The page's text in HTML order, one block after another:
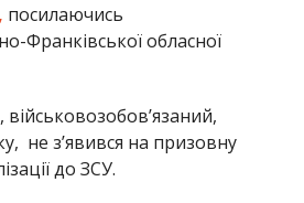
посилаючись
Франківської обласної
не з’явився на призовну
до ЗСУ.